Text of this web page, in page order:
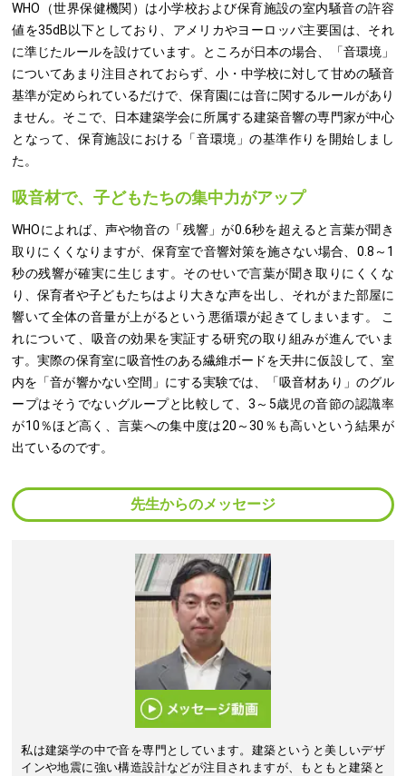
WHO（世界保健機関）は小学校および保育施設の室内騒音の許容
値を35dB以下としており、アメリカやヨーロッパ主要国は、それ
に準じたルールを設けています。ところが日本の場合、「音環境」
についてあまり注目されておらず、小・中学校に対して甘めの騒音
基準が定められているだけで、保育園には音に関するルールがあり
ません。そこで、日本建築学会に所属する建築音響の専門家が中心
となって、保育施設における「音環境」の基準作りを開始しまし
た。
吸音材で、子どもたちの集中力がアップ
WHOによれば、声や物音の「残響」が0.6秒を超えると言葉が聞き
取りにくくなりますが、保育室で音響対策を施さない場合、0.8～1
秒の残響が確実に生じます。そのせいで言葉が聞き取りにくくな
り、保育者や子どもたちはより大きな声を出し、それがまた部屋に
響いて全体の音量が上がるという悪循環が起きてしまいます。 こ
れについて、吸音の効果を実証する研究の取り組みが進んでいま
す。実際の保育室に吸音性のある繊維ボードを天井に仮設して、室
内を「音が響かない空間」にする実験では、「吸音材あり」のグル
ープはそうでないグループと比較して、3～5歳児の音節の認識率
が10％ほど高く、言葉への集中度は20～30％も高いという結果が
出ているのです。
先生からのメッセージ
私は建築学の中で音を専門としています。建築というと美しいデザ
インや地震に強い構造設計などが注目されますが、もともと建築と